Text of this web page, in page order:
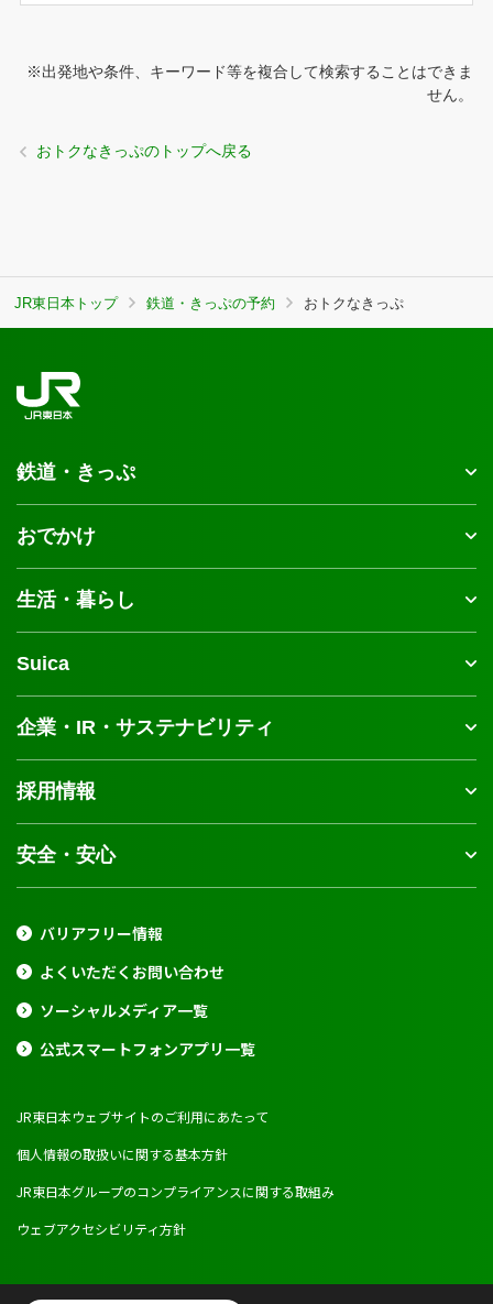
※出発地や条件、キーワード等を複合して検索することはできま
せん。
おトクなきっぷのトップへ戻る
JR東日本トップ 鉄道・きっぷの予約 おトクなきっぷ
鉄道・きっぷ
おでかけ
生活・暮らし
Suica
企業・IR・サステナビリティ
採用情報
安全・安心
バリアフリー情報
よくいただくお問い合わせ
ソーシャルメディア一覧
公式スマートフォンアプリ一覧
JR東日本ウェブサイトのご利用にあたって
個人情報の取扱いに関する基本方針
JR東日本グループのコンプライアンスに関する取組み
ウェブアクセシビリティ方針